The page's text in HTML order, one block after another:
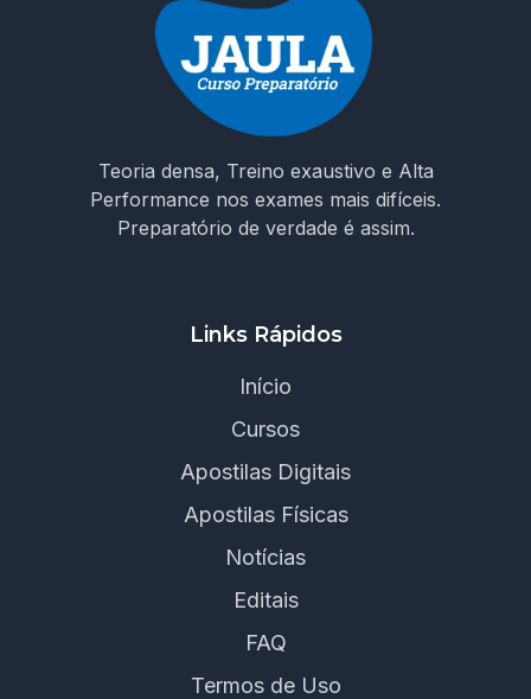
Teoria densa, Treino exaustivo e Alta
Performance nos exames mais difíceis.
Preparatório de verdade é assim.
Links Rápidos
Início
Cursos
Apostilas Digitais
Apostilas Físicas
Notícias
Editais
FAQ
Termos de Uso